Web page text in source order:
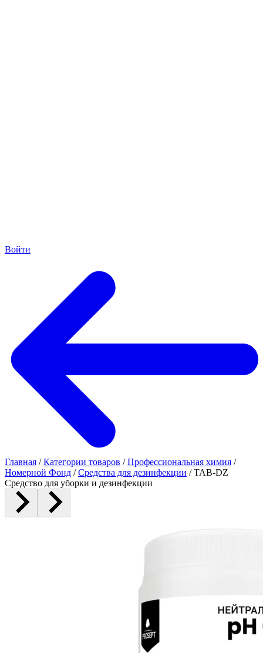
Войти
Главная / Категории товаров / Профессиональная химия /
Номерной Фонд / Средства для дезинфекции / TAB-DZ
Средство для уборки и дезинфекции